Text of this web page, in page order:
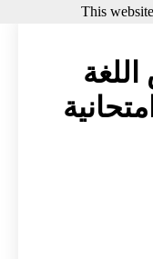
This